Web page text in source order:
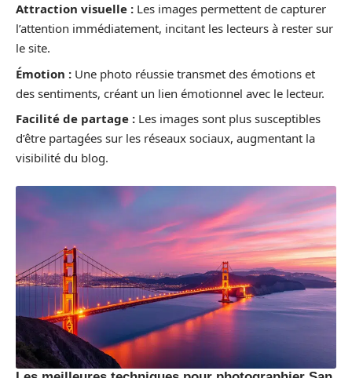
Attraction visuelle : Les images permettent de capturer
l’attention immédiatement, incitant les lecteurs à rester sur
le site.
Émotion : Une photo réussie transmet des émotions et
des sentiments, créant un lien émotionnel avec le lecteur.
Facilité de partage : Les images sont plus susceptibles
d’être partagées sur les réseaux sociaux, augmentant la
visibilité du blog.